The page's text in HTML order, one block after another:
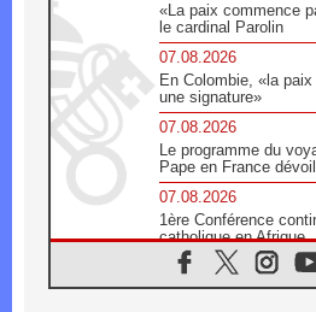
«La paix commence
le cardinal Parolin
07.08.2026
En Colombie, «la
une signature»
07.08.2026
Le programme du
Pape en France
07.08.2026
1ère Conférence
catholique en Afrique
07.08.2026
Un logo symbolique